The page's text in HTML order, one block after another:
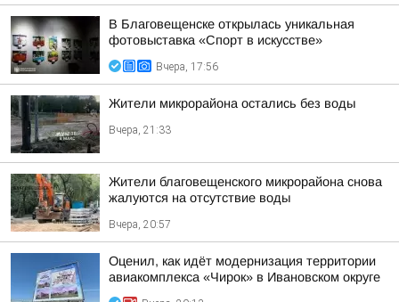
В Благовещенске открылась уникальная
фотовыставка «Спорт в искусстве»
Вчера, 17:56
Жители микрорайона остались без воды
Вчера, 21:33
Жители благовещенского микрорайона снова
жалуются на отсутствие воды
Вчера, 20:57
Оценил, как идёт модернизация территории
авиакомплекса «Чирок» в Ивановском округе